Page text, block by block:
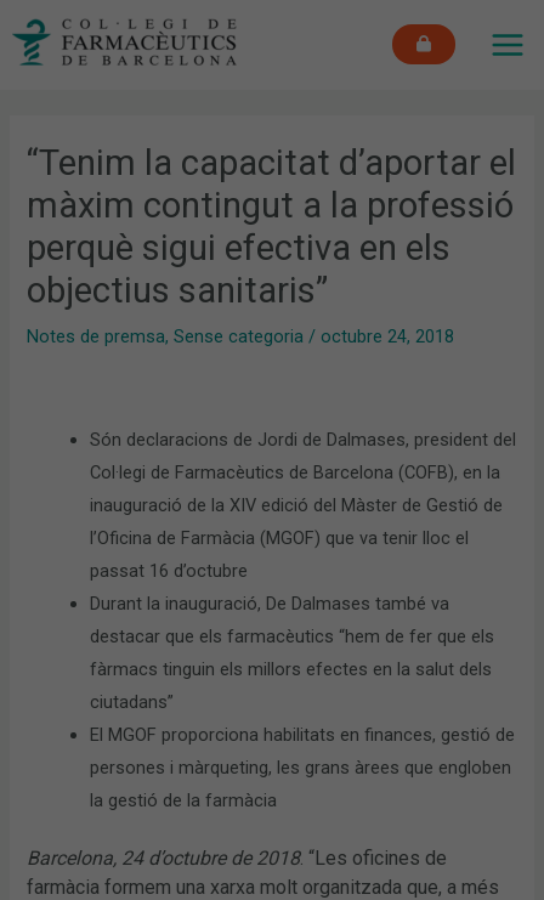
“Tenim la capacitat d’aportar el
màxim contingut a la professió
perquè sigui efectiva en els
objectius sanitaris”
Notes de premsa,Sense categoria / octubre 24, 2018
Són declaracions de Jordi de Dalmases, president del
Col·legi de Farmacèutics de Barcelona (COFB), en la
inauguració de la XIV edició del Màster de Gestió de
l’Oficina de Farmàcia (MGOF) que va tenir lloc el
passat 16 d’octubre
Durant la inauguració, De Dalmases també va
destacar que els farmacèutics “hem de fer que els
fàrmacs tinguin els millors efectes en la salut dels
ciutadans”
El MGOF proporciona habilitats en finances, gestió de
persones i màrqueting, les grans àrees que engloben
la gestió de la farmàcia
Barcelona, 24 d’octubre de 2018. “Les oficines de
farmàcia formem una xarxa molt organitzada que, a més